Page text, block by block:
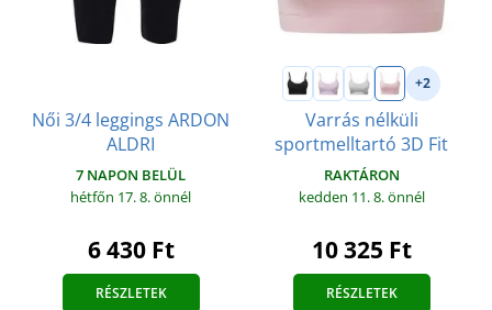
Női 3/4 leggings ARDON
ALDRI
7 NAPON BELÜL
hétfőn 17. 8.önnél
6 430 Ft
RÉSZLETEK
+2
Varrás nélküli
sportmelltartó 3D Fit
RAKTÁRON
kedden 11. 8.önnél
10 325 Ft
RÉSZLETEK